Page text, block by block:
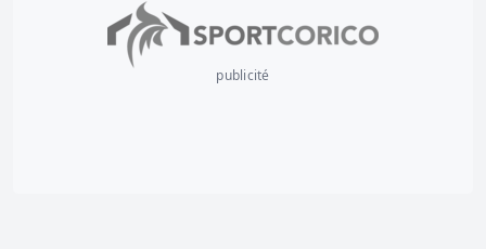
publicité